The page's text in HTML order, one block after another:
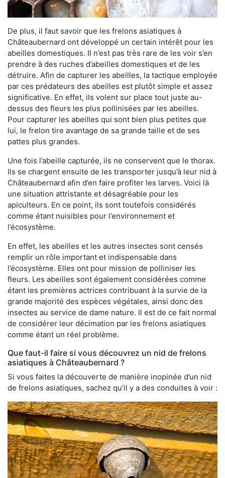
De plus, il faut savoir que les frelons asiatiques à
Châteaubernard ont développé un certain intérêt pour les
abeilles domestiques. Il n’est pas très rare de les voir s’en
prendre à des ruches d’abeilles domestiques et de les
détruire. Afin de capturer les abeilles, la tactique employée
par ces prédateurs des abeilles est plutôt simple et assez
significative. En effet, ils volent sur place tout juste au-
dessus des fleurs les plus pollinisées par les abeilles.
Pour capturer les abeilles qui sont bien plus petites que
lui, le frelon tire avantage de sa grande taille et de ses
pattes plus grandes.
Une fois l’abeille capturée, ils ne conservent que le thorax.
Ils se chargent ensuite de les transporter jusqu’à leur nid à
Châteaubernard afin d’en faire profiter les larves. Voici là
une situation attristante et désagréable pour les
apiculteurs. En ce point, ils sont toutefois considérés
comme étant nuisibles pour l’environnement et
l’écosystème.
En effet, les abeilles et les autres insectes sont censés
remplir un rôle important et indispensable dans
l’écosystème. Elles ont pour mission de polliniser les
fleurs. Les abeilles sont également considérées comme
étant les premières actrices contribuant à la survie de la
grande majorité des espèces végétales, ainsi donc des
insectes au service de dame nature. Il est de ce fait normal
de considérer leur décimation par les frelons asiatiques
comme étant un réel problème.
Que faut-il faire si vous découvrez un nid de frelons
asiatiques à Châteaubernard ?
Si vous faites la découverte de manière inopinée d’un nid
de frelons asiatiques, sachez qu’il y a des conduites à voir :